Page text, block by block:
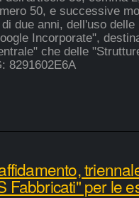
50, e successive
due anni, dell'uso
Incorporate",
che delle
8291602E6A
Fabbricati" per le